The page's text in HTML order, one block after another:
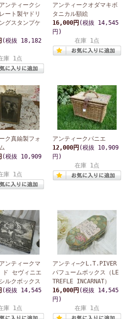
ンティークシ
ート製ヤドリ
グスタンプケ
(税抜 18,182
庫 1点
アンティークオダマキボ
タニカル額絵
16,000円 (税抜 14,545
円)
在庫 1点
ク真鍮製フォ
(税抜 10,909
庫 1点
アンティークパニエ
12,000円 (税抜 10,909
円)
在庫 1点
ンティークマ
ド セヴィニエ
ルクボックス
(税抜 14,545
庫 1点
アンティ―クL.T.PIVER
パフュームボックス（LE
TREFLE INCARNAT）
16,000円 (税抜 14,545
円)
在庫 1点